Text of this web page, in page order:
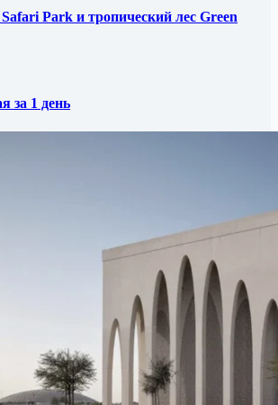
Park и тропический лес Green
за 1 день